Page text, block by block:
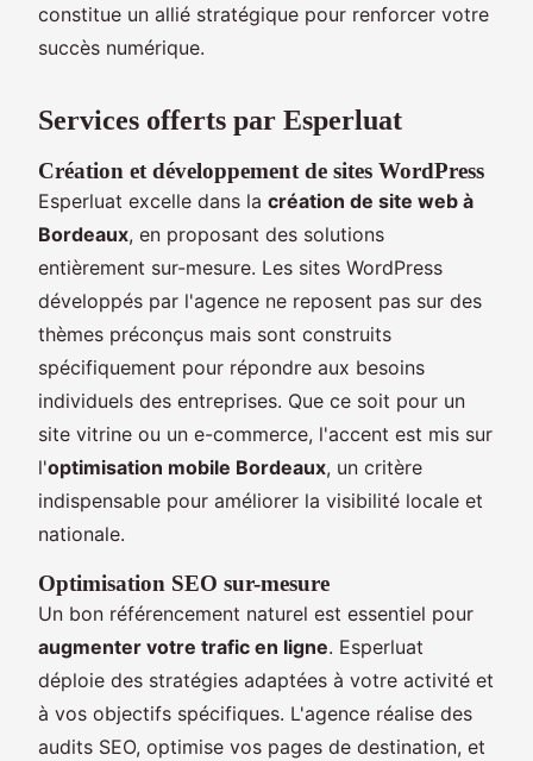
constitue un allié stratégique pour renforcer votre
succès numérique.
Services offerts par Esperluat
Création et développement de sites WordPress
Esperluat excelle dans la création de site web à
Bordeaux, en proposant des solutions
entièrement sur-mesure. Les sites WordPress
développés par l'agence ne reposent pas sur des
thèmes préconçus mais sont construits
spécifiquement pour répondre aux besoins
individuels des entreprises. Que ce soit pour un
site vitrine ou un e-commerce, l'accent est mis sur
l'optimisation mobile Bordeaux, un critère
indispensable pour améliorer la visibilité locale et
nationale.
Optimisation SEO sur-mesure
Un bon référencement naturel est essentiel pour
augmenter votre trafic en ligne. Esperluat
déploie des stratégies adaptées à votre activité et
à vos objectifs spécifiques. L'agence réalise des
audits SEO, optimise vos pages de destination, et